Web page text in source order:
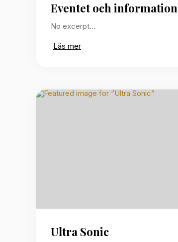
Eventet och information
No excerpt…
Läs mer
Ultra Sonic